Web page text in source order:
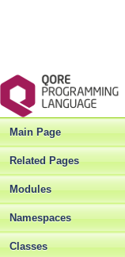
Main Page
Related Pages
Modules
Namespaces
Classes